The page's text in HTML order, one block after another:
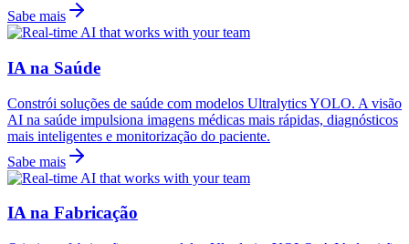
Sabe mais
IA na Saúde
Constrói soluções de saúde com modelos Ultralytics YOLO. A visão
AI na saúde impulsiona imagens médicas mais rápidas, diagnósticos
mais inteligentes e monitorização do paciente.
Sabe mais
IA na Fabricação